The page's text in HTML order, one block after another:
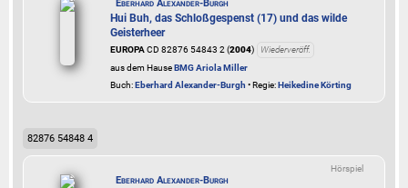
Eberhard Alexander-Burgh
Hui Buh, das Schloßgespenst (17) und das wilde
Geisterheer
EUROPACD 82876 54843 2 (2004)
Wiederveröff.
aus dem HauseBMG Ariola Miller
Buch:Eberhard Alexander-Burgh • Regie:Heikedine Körting
82876 54848 4
Hörspiel
Eberhard Alexander-Burgh